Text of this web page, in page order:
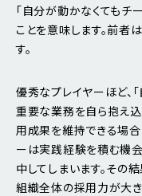
「自分が動かなくてもチ
ことを意味します。前
す。
優秀なプレイヤーほど、
重要な業務を自ら抱え
用成果を維持できる場合
ーは実践経験を積む機
中してしまいます。その
組織全体の採用力が大き